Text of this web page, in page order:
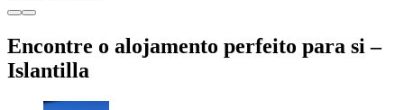
Encontre o alojamento perfeito para si –
Islantilla